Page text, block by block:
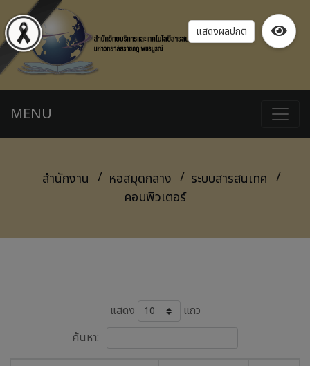
แสดงผลปกติ
MENU
สำนักงาน หอสมุดกลาง
ระบบสารสนเทศ
คอมพิวเตอร์
แสดง
แถว
ค้นหา: